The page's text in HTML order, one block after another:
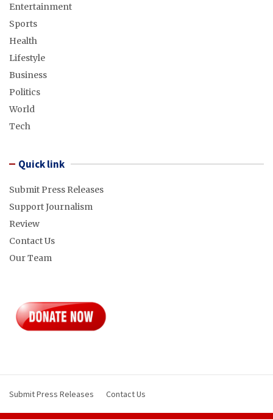
Entertainment
Sports
Health
Lifestyle
Business
Politics
World
Tech
Quick link
Submit Press Releases
Support Journalism
Review
Contact Us
Our Team
Submit Press Releases Contact Us